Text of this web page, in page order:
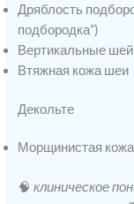
Дряблость
подбородка”)
Вертикальные
Втяжная кожа шеи
Декольте
Морщинистая кожа
🧠клиническое